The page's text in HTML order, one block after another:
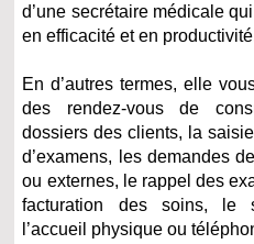
d’une secrétaire médicale
en efficacité et en
En d’autres termes, elle
des rendez-vous de
dossiers des clients, la
d’examens, les demandes
ou externes, le rappel des
facturation des soins, le
l’accueil physique ou